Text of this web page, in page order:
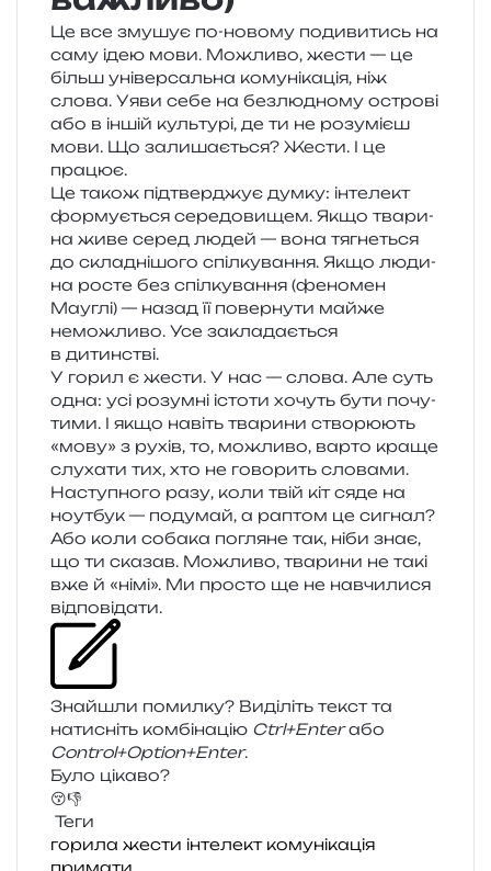
Це все зму­шує по-ново­му поди­ви­тись на
саму ідею мови. Можливо, жести — це
більш уні­вер­саль­на кому­ні­ка­ція, ніж
слова. Уяви себе на без­лю­дно­му остро­ві
або в іншій куль­ту­рі, де ти не розу­мі­єш
мови. Що зали­ша­є­ться? Жести. І це
працює.
Це також під­твер­джує думку: інте­лект
фор­му­є­ться сере­до­ви­щем. Якщо тва­ри­
на живе серед людей — вона тягне­ться
до скла­дні­шо­го спіл­ку­ва­н­ня. Якщо люди­
на росте без спіл­ку­ва­н­ня (фено­мен
Мауглі) — назад її повер­ну­ти майже
немо­жли­во. Усе закла­да­є­ться
в дитинстві.
У горил є жести. У нас — слова. Але суть
одна: усі розум­ні істо­ти хочуть бути почу­
ти­ми. І якщо навіть тва­ри­ни ство­рю­ють
«мову» з рухів, то, можли­во, варто краще
слу­ха­ти тих, хто не гово­рить словами.
Наступного разу, коли твій кіт сяде на
ноут­бук — поду­май, а раптом це сигнал?
Або коли соба­ка погля­не так, ніби знає,
що ти ска­зав. Можливо, тва­ри­ни не такі
вже й «німі». Ми про­сто ще не навчи­ли­ся
відповідати.
Знайшли помил­ку? Виділіть текст та
нати­сніть ком­бі­на­цію Ctrl+Enterабо
Control+Option+Enter.
Було цікаво?
😚👎
Теги
горила жести інтелект комунікація